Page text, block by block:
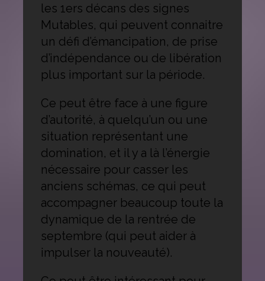
les 1ers décans des signes
Mutables, qui peuvent connaitre
un défi d’émancipation, de prise
d’indépendance ou de libération
plus important sur la période.
Ce peut être face à une figure
d’autorité, à quelqu’un ou une
situation représentant une
domination, et il y a là l’énergie
nécessaire pour casser les
anciens schémas, ce qui peut
accompagner beaucoup toute la
dynamique de la rentrée de
septembre (qui peut aider à
impulser la nouveauté).